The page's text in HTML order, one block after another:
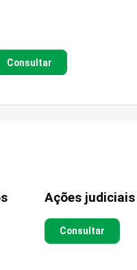
Consultar
Ações judiciais
Consultar